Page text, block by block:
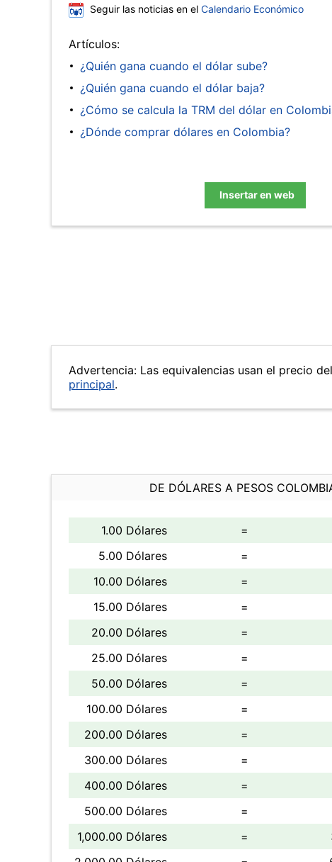
Seguir las noticias en el Calendario Económico
Artículos:
¿Quién gana cuando el dólar sube?
¿Quién gana cuando el dólar baja?
¿Cómo se calcula la TRM del dólar en
¿Dónde comprar dólares en Colombia?
Insertar en web
Advertencia: Las equivalencias usan el precio
principal.
DE DÓLARES A PESOS
1.00 Dólares =
5.00 Dólares
=
10.00 Dólares
=
15.00 Dólares
=
20.00 Dólares
=
25.00 Dólares
=
50.00 Dólares
=
100.00 Dólares
=
200.00 Dólares
=
300.00 Dólares
=
400.00 Dólares
=
500.00 Dólares
=
1,000.00 Dólares
=